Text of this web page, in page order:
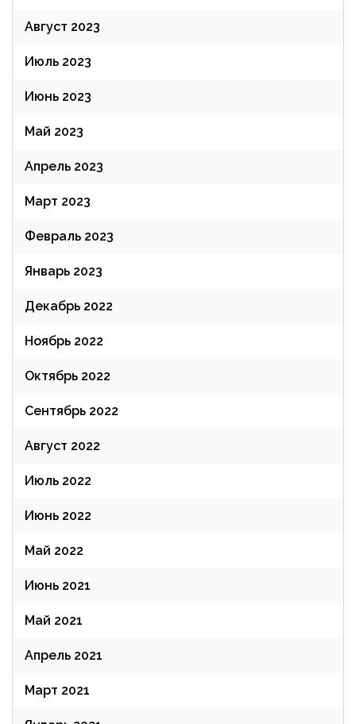
Август 2023
Июль 2023
Июнь 2023
Май 2023
Апрель 2023
Март 2023
Февраль 2023
Январь 2023
Декабрь 2022
Ноябрь 2022
Октябрь 2022
Сентябрь 2022
Август 2022
Июль 2022
Июнь 2022
Май 2022
Июнь 2021
Май 2021
Апрель 2021
Март 2021